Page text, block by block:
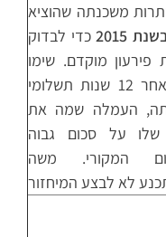
משכנתה שהוציא
2015
כדי לבדוק
פירעון מוקדם. שימו
לב, לאחר 12 שנות תשלומי
העמלה שמה את
שלו על סכום גבוה
המקורי. משה
לא לבצע המיחזור